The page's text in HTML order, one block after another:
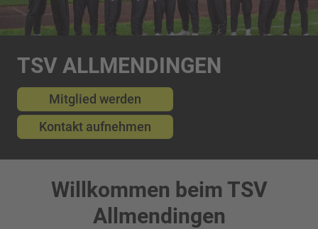
TSV ALLMENDINGEN
Mitglied werden
Kontakt aufnehmen
Willkommen beim TSV
Allmendingen